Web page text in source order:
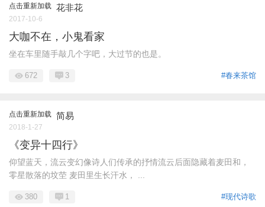
点击重新加载 花非花
2017-10-6
大咖不在，小鬼看家
坐在车里随手敲几个字吧，大过节的也是。
#春来茶馆
672 3
点击重新加载 简易
2018-1-27
《变异十四行》
仰望蓝天，流云变幻像诗人们传承的抒情流云后面隐藏着麦田和，
零星散落的坟茔 麦田里生长汗水， ...
#现代诗歌
380 1